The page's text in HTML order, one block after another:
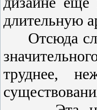
длительную
Отсюда
труднее,